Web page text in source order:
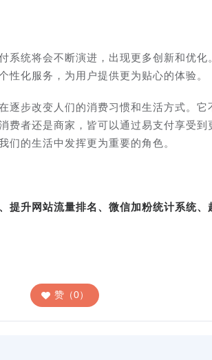
系统将会不断演进，出现更多创新和优
性化服务，为用户提供更为贴心的体验。
逐步改变人们的消费习惯和生活方式。
费者还是商家，皆可以通过易支付享受
们的生活中发挥更为重要的角色。
提升网站流量排名、微信加粉统计系统
赞（0）